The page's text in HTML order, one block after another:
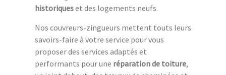
historiqueset des logements neufs.
Nos couvreurs-zingueurs mettent touts leurs
savoirs-faire à votre service pour vous
proposer des services adaptés et
performants pour une réparation de toiture,